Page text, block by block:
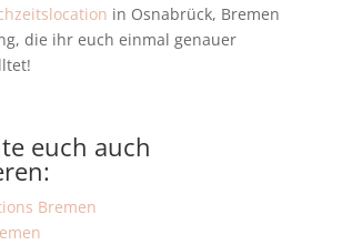
in Osnabrück, Bremen
die ihr euch einmal genauer
euch auch
Bremen